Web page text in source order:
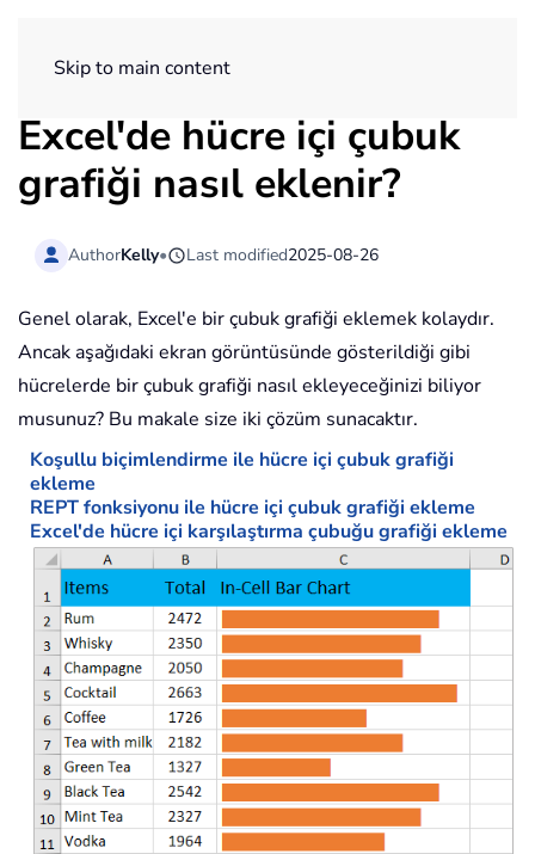
Skip to main content
Excel'de hücre içi çubuk
grafiği nasıl eklenir?
AuthorKelly• Last modified2025-08-26
Genel olarak, Excel'e bir çubuk grafiği eklemek kolaydır.
Ancak aşağıdaki ekran görüntüsünde gösterildiği gibi
hücrelerde bir çubuk grafiği nasıl ekleyeceğinizi biliyor
musunuz? Bu makale size iki çözüm sunacaktır.
Koşullu biçimlendirme ile hücre içi çubuk grafiği
ekleme
REPT fonksiyonu ile hücre içi çubuk grafiği ekleme
Excel'de hücre içi karşılaştırma çubuğu grafiği ekleme